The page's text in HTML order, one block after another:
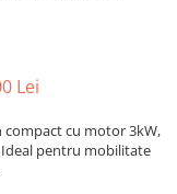
Lei
compact cu motor 3kW,
pentru mobilitate